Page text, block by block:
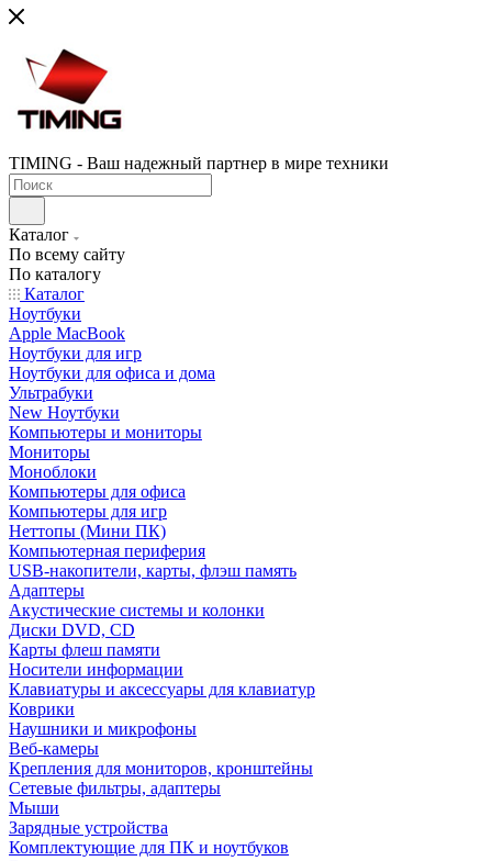
TIMING - Ваш надежный партнер в мире техники
Каталог
По всему сайту
По каталогу
Каталог
Ноутбуки
Apple MacBook
Ноутбуки для игр
Ноутбуки для офиса и дома
Ультрабуки
New Ноутбуки
Компьютеры и мониторы
Мониторы
Моноблоки
Компьютеры для офиса
Компьютеры для игр
Неттопы (Мини ПК)
Компьютерная периферия
USB-накопители, карты, флэш память
Адаптеры
Акустические системы и колонки
Диски DVD, CD
Карты флеш памяти
Носители информации
Клавиатуры и аксессуары для клавиатур
Коврики
Наушники и микрофоны
Веб-камеры
Крепления для мониторов, кронштейны
Сетевые фильтры, адаптеры
Мыши
Зарядные устройства
Комплектующие для ПК и ноутбуков